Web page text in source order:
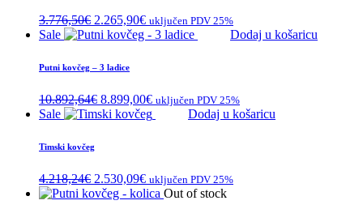
3.776,50€ Izvorna
cijena
je:
2.265,90€Trenutna
cijena
uključen PDV 25%
Sale Dodaj u košaricu
Putni kovčeg – 3 ladice
10.892,64€ Izvorna
cijena
8.899,00€Trenutna
cijena
uključen PDV 25%
Sale Dodaj u košaricu
Timski kovčeg
4.218,24€ Izvorna
cijena
2.530,09€Trenutna
cijena
uključen PDV 25%
Out of stock